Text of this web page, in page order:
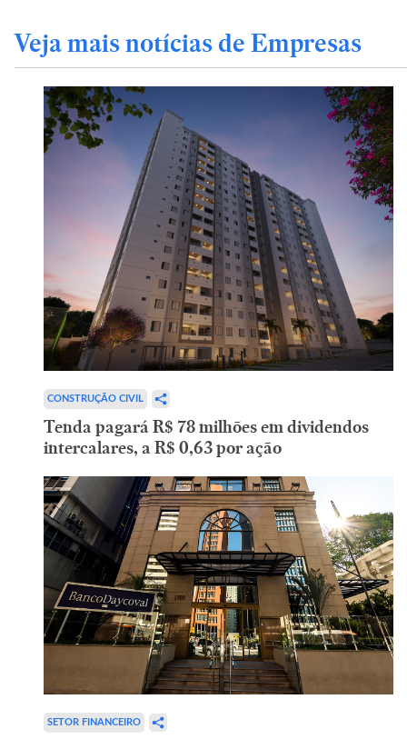
Veja mais notícias de Empresas
CONSTRUÇÃO CIVIL
Tenda pagará R$ 78 milhões em dividendos
intercalares, a R$ 0,63 por ação
SETOR FINANCEIRO